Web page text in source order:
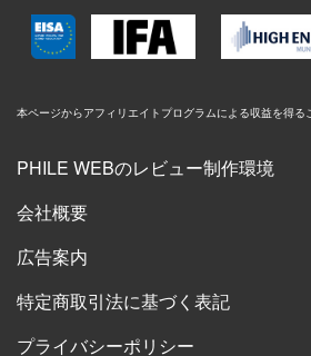
本ページからアフィリエイトプログラムによる収益を得る
PHILE WEBのレビュー制作環境
会社概要
広告案内
特定商取引法に基づく表記
プライバシーポリシー